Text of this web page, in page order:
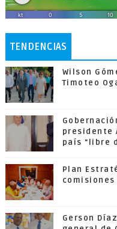
TENDENCIAS
Wilson
Timoteo
presidente
país "libre
Plan
Gerson